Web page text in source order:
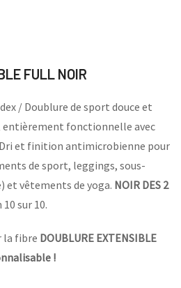
FULL NOIR
/ Doublure de sport douce et
entièrement fonctionnelle avec
et finition antimicrobienne pour
de sport, leggings, sous-
et vêtements de yoga. NOIR DES 2
sur 10.
la fibre DOUBLURE EXTENSIBLE
!